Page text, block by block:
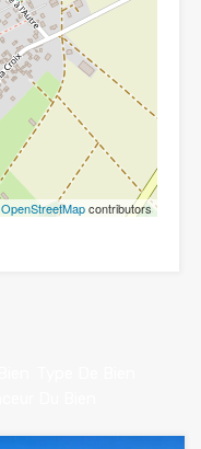
OpenStreetMapcontributors